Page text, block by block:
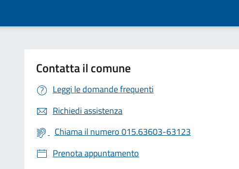
Contatta il comune
Leggi le domande frequenti
Richiedi assistenza
Chiama il numero 015.63603-63123
Prenota appuntamento